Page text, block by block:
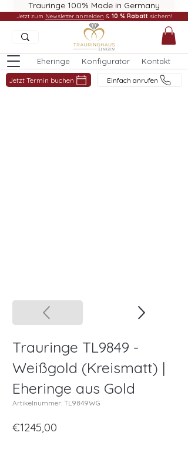
Trauringe 100% Made in Germany
Eheringe Konfigurator Kontakt
Jetzt Termin buchen Einfach anrufen
Jetzt zum Newsletter anmelden & 10 % Rabatt sichern!
Trauringe TL9849 -
Weißgold (Kreismatt) |
Eheringe aus Gold
Artikelnummer: TL9849WG
€1245,00